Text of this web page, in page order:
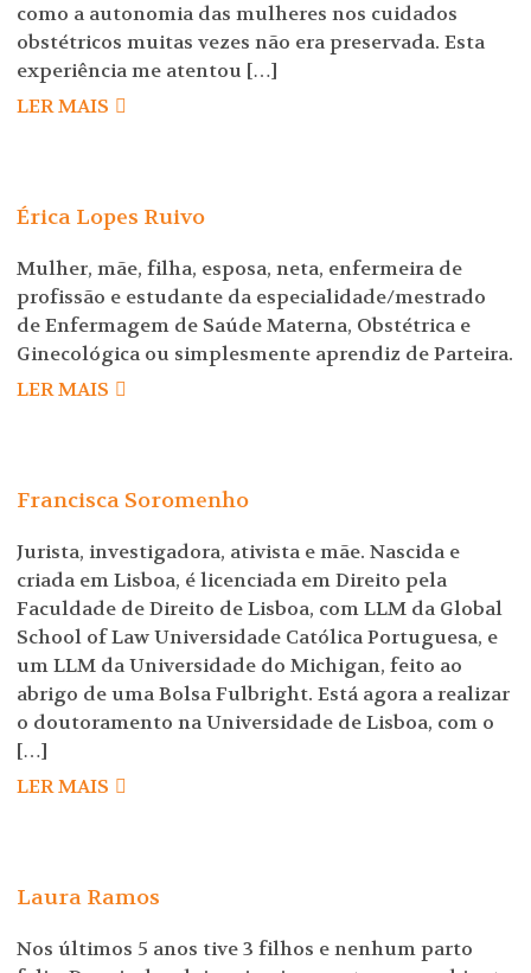
como a autonomia das mulheres nos cuidados
obstétricos muitas vezes não era preservada. Esta
experiência me atentou […]
LER MAIS
Érica Lopes Ruivo
Mulher, mãe, filha, esposa, neta, enfermeira de
profissão e estudante da especialidade/mestrado
de Enfermagem de Saúde Materna, Obstétrica e
Ginecológica ou simplesmente aprendiz de Parteira.
LER MAIS
Francisca Soromenho
Jurista, investigadora, ativista e mãe. Nascida e
criada em Lisboa, é licenciada em Direito pela
Faculdade de Direito de Lisboa, com LLM da Global
School of Law Universidade Católica Portuguesa, e
um LLM da Universidade do Michigan, feito ao
abrigo de uma Bolsa Fulbright. Está agora a realizar
o doutoramento na Universidade de Lisboa, com o
[…]
LER MAIS
Laura Ramos
Nos últimos 5 anos tive 3 filhos e nenhum parto